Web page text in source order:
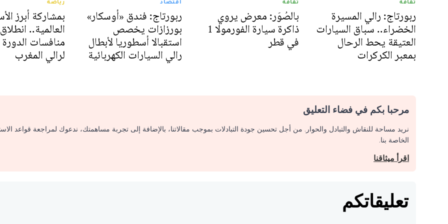
ربورتاج: رالي المسيرة
الخضراء.. سباق السيارات
العتيقة يحط الرحال
بمعبر الكركرات‎‎
بالصُوَر: معرض يروي
ذاكرة سيارة الفورمولا 1
في قطر
ربورتاج: فندق «أوسكار»
بورزازات يخصص
استقبالا أسطوريا لأبطال
رالي السيارات الكهربائية
بمشاركة أبرز
العالمية.. انطلاق
لرالي المغرب
مرحبا بكم في فضاء التعليق
نريد مساحة للنقاش والتبادل والحوار. من أجل تحسين جودة التبادلات بموجب مقالاتنا، بالإضافة إلى تجربة مساهمتك، ندعوك لمراجعة قواعد
الخاصة بنا.
اقرأ ميثاقنا
تعليقاتكم